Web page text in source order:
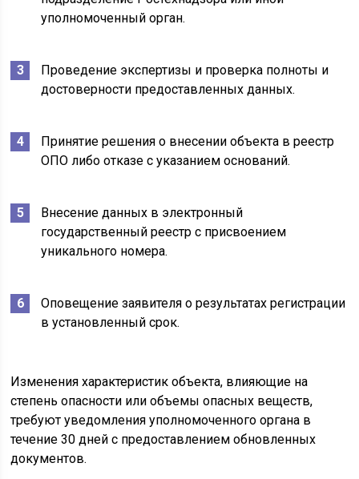
уполномоченный орган.
Проведение экспертизы и проверка полноты и
достоверности предоставленных данных.
Принятие решения о внесении объекта в реестр
ОПО либо отказе с указанием оснований.
Внесение данных в электронный
государственный реестр с присвоением
уникального номера.
Оповещение заявителя о результатах регистрации
в установленный срок.
Изменения характеристик объекта, влияющие на
степень опасности или объемы опасных веществ,
требуют уведомления уполномоченного органа в
течение 30 дней с предоставлением обновленных
документов.